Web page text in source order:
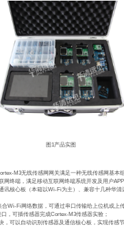
图1产品实图
M3无线传感网网关满足一种无线传感网基本
网终端，满足移动互联网终端系统开发及用户
讯核心板（本箱以Wi-Fi为主）、兼容十几种华
合Wi-Fi网络数据，可通过串口传输给上位机或上
，可插传感器完成Cortex-M3传感器实验；
，可以自动识别传感器及通信核心板，实现传感